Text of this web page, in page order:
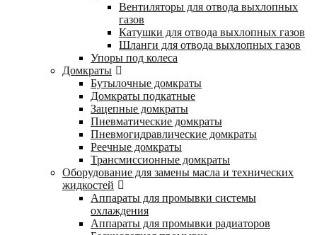
Вентиляторы для отвода выхлопных
газов
Катушки для отвода выхлопных газов
Шланги для отвода выхлопных газов
Упоры под колеса
Домкраты
Бутылочные домкраты
Домкраты подкатные
Зацепные домкраты
Пневматические домкраты
Пневмогидравлические домкраты
Реечные домкраты
Трансмиссионные домкраты
Оборудование для замены масла и технических
жидкостей
Аппараты для промывки системы
охлаждения
Аппараты для промывки радиаторов